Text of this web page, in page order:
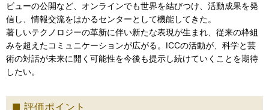
ビューの公開など、オンラインでも世界を結びつけ、活動成果を発
信し、情報交流をはかるセンターとして機能してきた。
著しいテクノロジーの革新に伴い新たな表現が生まれ、従来の枠組
みを超えたコミュニケーションが広がる。ICCの活動が、科学と芸
術の対話が未来に開く可能性を今後も提示し続けていくことを期待
したい。
評価ポイント